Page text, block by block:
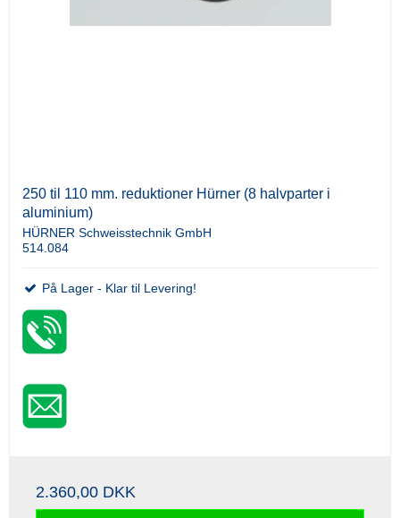
250 til 110 mm. reduktioner Hürner (8 halvparter i
aluminium)
HÜRNER Schweisstechnik GmbH
514.084
På Lager - Klar til Levering!
2.360,00 DKK